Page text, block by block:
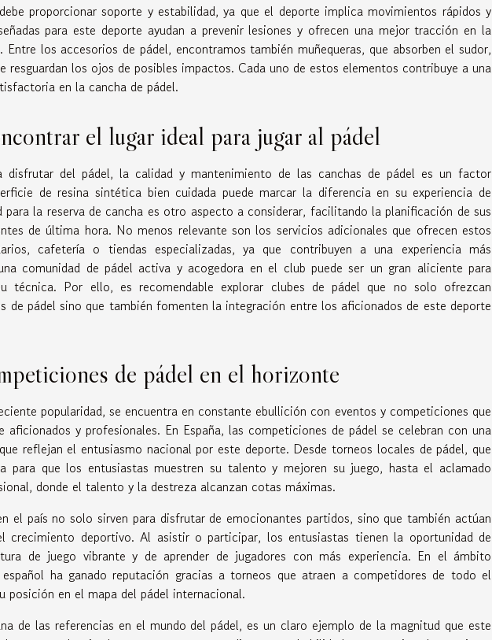
proporcionar soporte y estabilidad, ya que el deporte implica movimientos rápidos y
para este deporte ayudan a prevenir lesiones y ofrecen una mejor tracción en la
Entre los accesorios de pádel, encontramos también muñequeras, que absorben el sudor,
resguardan los ojos de posibles impactos. Cada uno de estos elementos contribuye a una
en la cancha de pádel.
el lugar ideal para jugar al pádel
disfrutar del pádel, la calidad y mantenimiento de las canchas de pádel es un factor
de resina sintética bien cuidada puede marcar la diferencia en su experiencia de
para la reserva de cancha es otro aspecto a considerar, facilitando la planificación de sus
de última hora. No menos relevante son los servicios adicionales que ofrecen estos
cafetería o tiendas especializadas, ya que contribuyen a una experiencia más
comunidad de pádel activa y acogedora en el club puede ser un gran aliciente para
técnica. Por ello, es recomendable explorar clubes de pádel que no solo ofrezcan
de pádel sino que también fomenten la integración entre los aficionados de este deporte
de pádel en el horizonte
popularidad, se encuentra en constante ebullición con eventos y competiciones que
aficionados y profesionales. En España, las competiciones de pádel se celebran con una
reflejan el entusiasmo nacional por este deporte. Desde torneos locales de pádel, que
para que los entusiastas muestren su talento y mejoren su juego, hasta el aclamado
donde el talento y la destreza alcanzan cotas máximas.
el país no solo sirven para disfrutar de emocionantes partidos, sino que también actúan
crecimiento deportivo. Al asistir o participar, los entusiastas tienen la oportunidad de
de juego vibrante y de aprender de jugadores con más experiencia. En el ámbito
ha ganado reputación gracias a torneos que atraen a competidores de todo el
posición en el mapa del pádel internacional.
de las referencias en el mundo del pádel, es un claro ejemplo de la magnitud que este